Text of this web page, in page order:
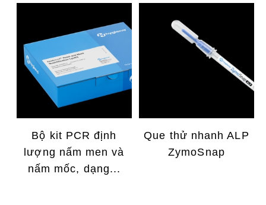
Bộ kit PCR định
lượng nấm men và
nấm mốc, dạng...
Que thử nhanh ALP
ZymoSnap